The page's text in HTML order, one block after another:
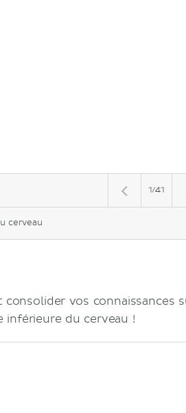
1/41
cerveau
vos connaissances
inférieure du cerveau !